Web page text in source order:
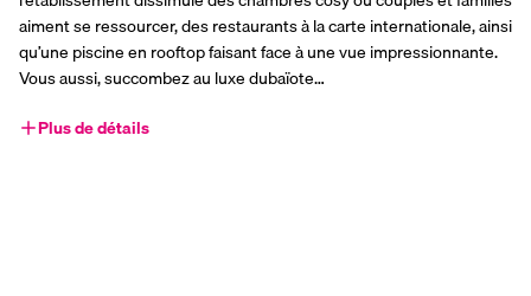
aiment se ressourcer, des restaurants à la carte internationale, ainsi
qu’une piscine en rooftop faisant face à une vue impressionnante.
Vous aussi, succombez au luxe dubaïote…
Plus de détails